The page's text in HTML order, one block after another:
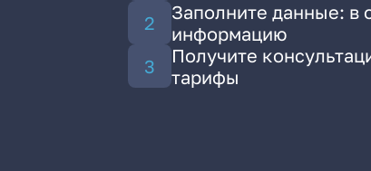
Заполните данные: в
информацию
Получите
тарифы